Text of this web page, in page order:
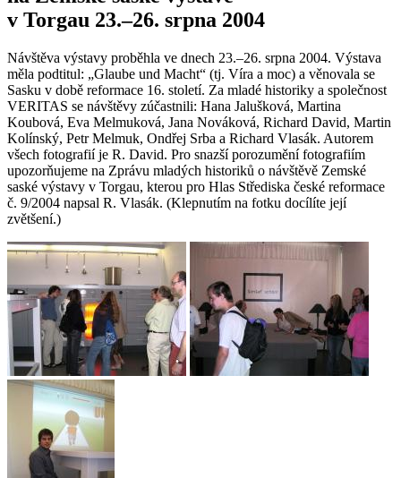
v Torgau 23.–26. srpna 2004
Návštěva výstavy proběhla ve dnech 23.–26. srpna 2004. Výstava
měla podtitul: „Glaube und Macht“ (tj. Víra a moc) a věnovala se
Sasku v době reformace 16. století. Za mladé historiky a společnost
VERITAS se návštěvy zúčastnili: Hana Jalušková, Martina
Koubová, Eva Melmuková, Jana Nováková, Richard David, Martin
Kolínský, Petr Melmuk, Ondřej Srba a Richard Vlasák. Autorem
všech fotografií je R. David. Pro snazší porozumění fotografiím
upozorňujeme na Zprávu mladých historiků o návštěvě Zemské
saské výstavy v Torgau, kterou pro Hlas Střediska české reformace
č. 9/2004 napsal R. Vlasák. (Klepnutím na fotku docílíte její
zvětšení.)